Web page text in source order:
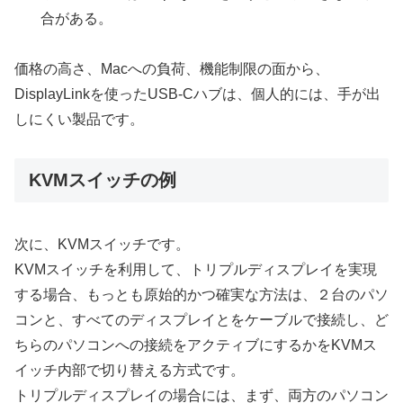
合がある。
価格の高さ、Macへの負荷、機能制限の面から、
DisplayLinkを使ったUSB-Cハブは、個人的には、手が出
しにくい製品です。
KVMスイッチの例
次に、KVMスイッチです。
KVMスイッチを利用して、トリプルディスプレイを実現
する場合、もっとも原始的かつ確実な方法は、２台のパソ
コンと、すべてのディスプレイとをケーブルで接続し、ど
ちらのパソコンへの接続をアクティブにするかをKVMス
イッチ内部で切り替える方式です。
トリプルディスプレイの場合には、まず、両方のパソコン